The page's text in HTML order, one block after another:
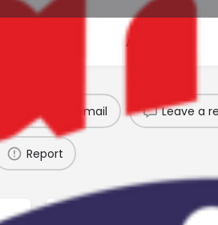
Agendar
Send an email Leave a
Report